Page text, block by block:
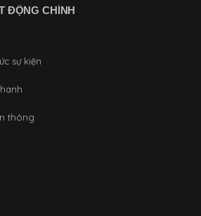
ĐỘNG CHÍNH
sự kiện
thông